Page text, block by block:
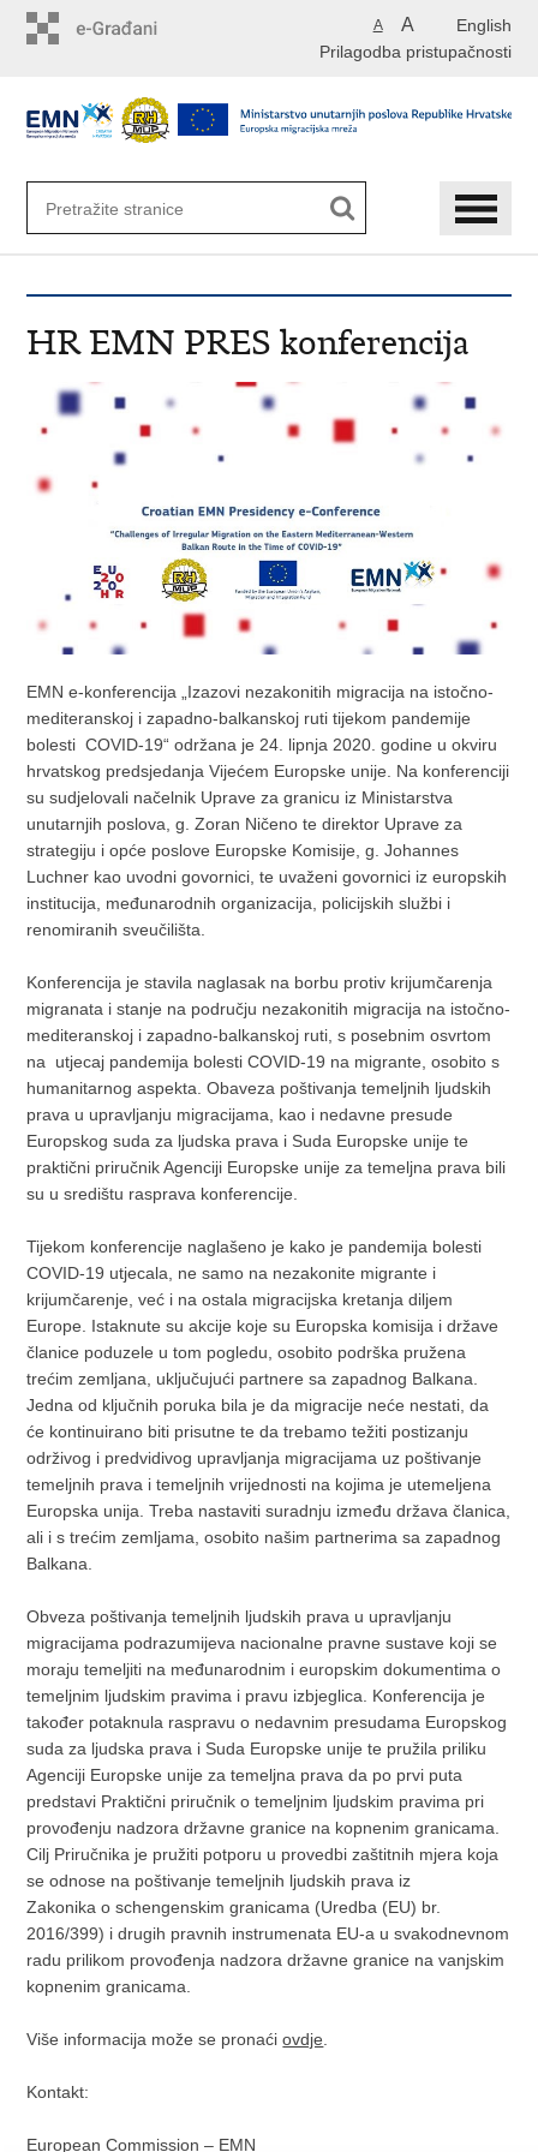
English
A A
Prilagodba pristupačnosti
HR EMN PRES konferencija
EMN e-konferencija „Izazovi nezakonitih migracija na istočno-
mediteranskoj i zapadno-balkanskoj ruti tijekom pandemije
bolesti COVID-19“ održana je 24. lipnja 2020. godine u okviru
hrvatskog predsjedanja Vijećem Europske unije. Na konferenciji
su sudjelovali načelnik Uprave za granicu iz Ministarstva
unutarnjih poslova, g. Zoran Ničeno te direktor Uprave za
strategiju i opće poslove Europske Komisije, g. Johannes
Luchner kao uvodni govornici, te uvaženi govornici iz europskih
institucija, međunarodnih organizacija, policijskih službi i
renomiranih sveučilišta.
Konferencija je stavila naglasak na borbu protiv krijumčarenja
migranata i stanje na području nezakonitih migracija na istočno-
mediteranskoj i zapadno-balkanskoj ruti, s posebnim osvrtom
na utjecaj pandemija bolesti COVID-19 na migrante, osobito s
humanitarnog aspekta. Obaveza poštivanja temeljnih ljudskih
prava u upravljanju migracijama, kao i nedavne presude
Europskog suda za ljudska prava i Suda Europske unije te
praktični priručnik Agenciji Europske unije za temeljna prava bili
su u središtu rasprava konferencije.
Tijekom konferencije naglašeno je kako je pandemija bolesti
COVID-19 utjecala, ne samo na nezakonite migrante i
krijumčarenje, već i na ostala migracijska kretanja diljem
Europe. Istaknute su akcije koje su Europska komisija i države
članice poduzele u tom pogledu, osobito podrška pružena
trećim zemljana, uključujući partnere sa zapadnog Balkana.
Jedna od ključnih poruka bila je da migracije neće nestati, da
će kontinuirano biti prisutne te da trebamo težiti postizanju
održivog i predvidivog upravljanja migracijama uz poštivanje
temeljnih prava i temeljnih vrijednosti na kojima je utemeljena
Europska unija. Treba nastaviti suradnju između država članica,
ali i s trećim zemljama, osobito našim partnerima sa zapadnog
Balkana.
Obveza poštivanja temeljnih ljudskih prava u upravljanju
migracijama podrazumijeva nacionalne pravne sustave koji se
moraju temeljiti na međunarodnim i europskim dokumentima o
temeljnim ljudskim pravima i pravu izbjeglica. Konferencija je
također potaknula raspravu o nedavnim presudama Europskog
suda za ljudska prava i Suda Europske unije te pružila priliku
Agenciji Europske unije za temeljna prava da po prvi puta
predstavi Praktični priručnik o temeljnim ljudskim pravima pri
provođenju nadzora državne granice na kopnenim granicama.
Cilj Priručnika je pružiti potporu u provedbi zaštitnih mjera koja
se odnose na poštivanje temeljnih ljudskih prava iz
Zakonika o schengenskim granicama (Uredba (EU) br.
2016/399) i drugih pravnih instrumenata EU-a u svakodnevnom
radu prilikom provođenja nadzora državne granice na vanjskim
kopnenim granicama.
Više informacija može se pronaćiovdje
Kontakt:
European Commission – EMN